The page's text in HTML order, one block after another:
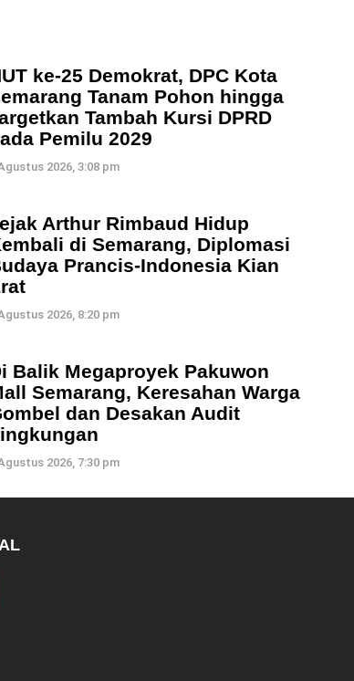
ke-25 Demokrat, DPC Kota
Tanam Pohon hingga
Tambah Kursi DPRD
Pemilu 2029
2026, 3:08 pm
Arthur Rimbaud Hidup
di Semarang, Diplomasi
Prancis-Indonesia Kian
2026, 8:20 pm
Balik Megaproyek Pakuwon
Semarang, Keresahan Warga
dan Desakan Audit
2026, 7:30 pm